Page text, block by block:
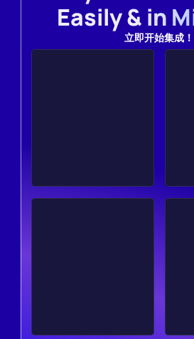
Easily & in
立即开始集成！